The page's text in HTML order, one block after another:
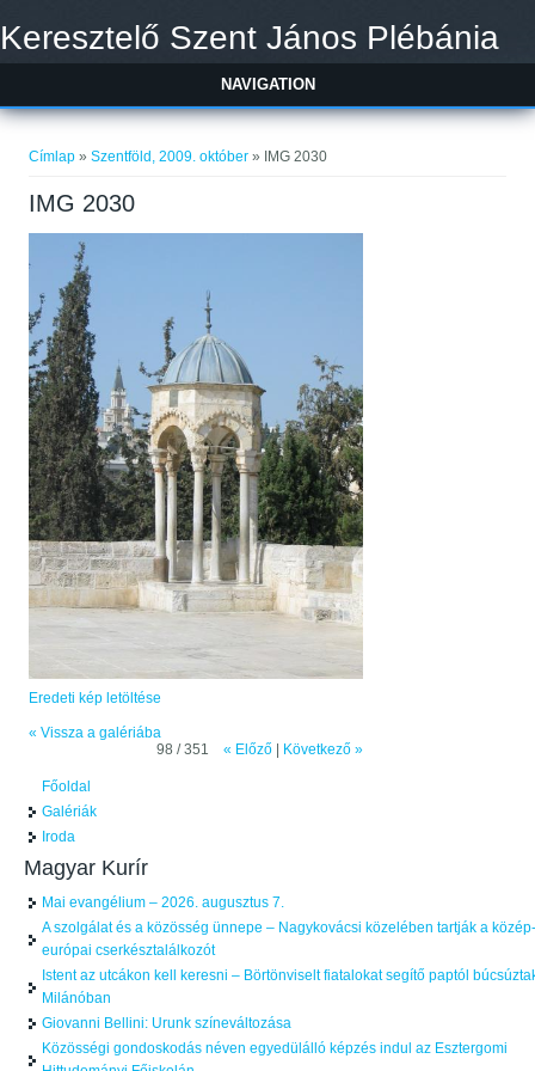
Keresztelő Szent János Plébánia
NAVIGATION
Címlap »Szentföld, 2009. október » IMG 2030
IMG 2030
Eredeti kép letöltése
« Vissza a galériába
98 / 351
« Előző| Következő »
Főoldal
Galériák
Iroda
Magyar Kurír
Mai evangélium – 2026. augusztus 7.
A szolgálat és a közösség ünnepe – Nagykovácsi közelében tartják a közép-
európai cserkésztalálkozót
Istent az utcákon kell keresni – Börtönviselt fiatalokat segítő paptól
Milánóban
Giovanni Bellini: Urunk színeváltozása
Közösségi gondoskodás néven egyedülálló képzés indul az Esztergomi